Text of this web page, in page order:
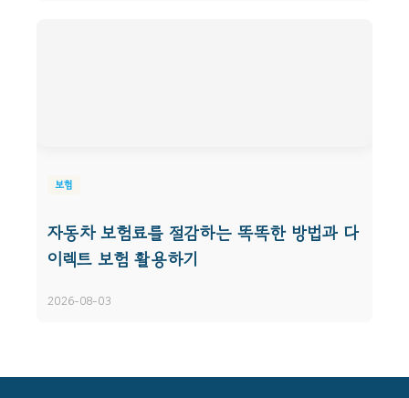
보험
자동차 보험료를 절감하는 똑똑한 방법과 다
이렉트 보험 활용하기
2026-08-03